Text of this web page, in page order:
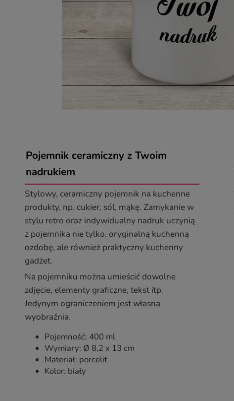
Pojemnik ceramiczny z Twoim
nadrukiem
Stylowy, ceramiczny pojemnik na kuchenne
produkty, np. cukier, sól, mąkę. Zamykanie w
stylu retro oraz indywidualny nadruk uczynią
z pojemnika nie tylko, oryginalną kuchenną
ozdobę, ale również praktyczny kuchenny
gadżet.
Na pojemniku można umieścić dowolne
zdjęcie, elementy graficzne, tekst itp.
Jedynym ograniczeniem jest własna
wyobraźnia.
Pojemność: 400 ml
Wymiary: Ø 8,2 x 13 cm
Materiał: porcelit
Kolor: biały